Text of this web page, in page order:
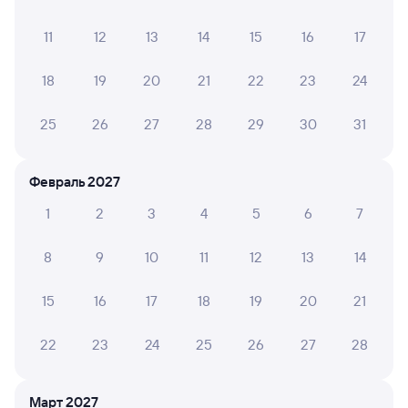
Вало Нетворк
Отель Санкт-
Отзывы пассажиров Туту о поездах
по этому направлению
отрицательные мнения
НАТАЛИЯ Л.
Хороший поезд, проводницы замечательные. Туалеты
11 12 13 14 15 16 17
18 19 20 21 22 23 24
25 26 27 28 29 30 31
Февраль 2027
1
2 3 4 5 6 7
8 9 10 11 12 13 14
15 16 17 18 19 20 21
22 23 24 25 26 27 28
Март 2027